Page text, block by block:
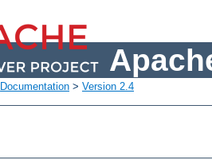
Documentation > Version 2.4